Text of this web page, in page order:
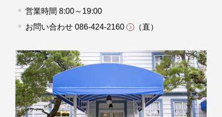
営業時間 8:00～19:00
お問い合わせ086-424-2160 （直）